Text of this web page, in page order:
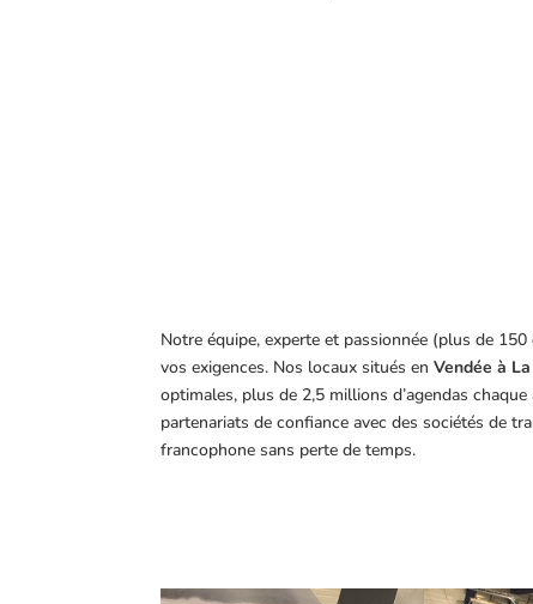
Notre équipe, experte et passionnée (plus de
vos exigences. Nos locaux situés enVendée à
optimales, plus de 2,5 millions d’agendas
partenariats de confiance avec des sociétés de
francophone sans perte de temps.